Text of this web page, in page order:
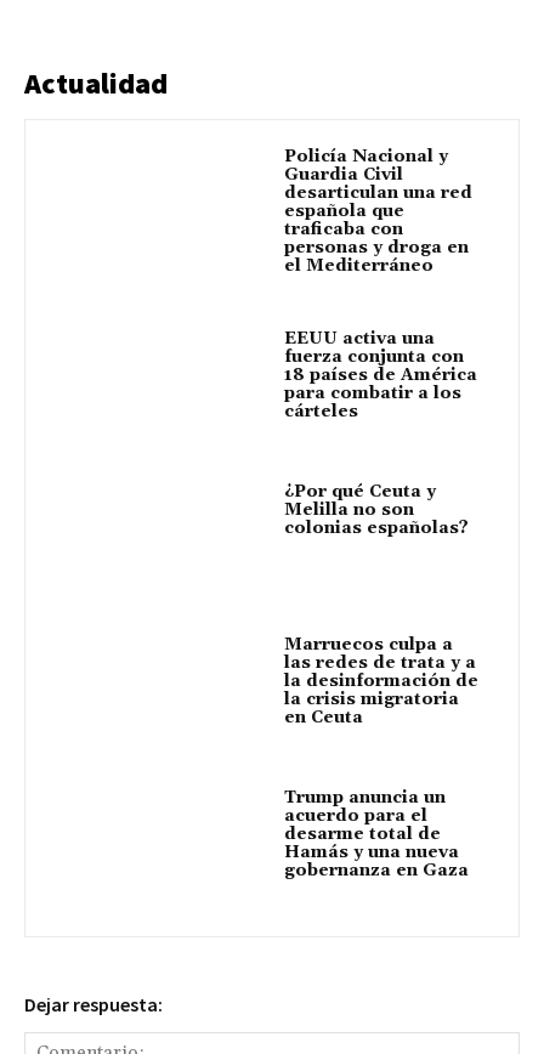
Actualidad
Policía Nacional y
Guardia Civil
desarticulan una red
española que
traficaba con
personas y droga en
el Mediterráneo
EEUU activa una
fuerza conjunta con
18 países de América
para combatir a los
cárteles
¿Por qué Ceuta y
Melilla no son
colonias españolas?
Marruecos culpa a
las redes de trata y a
la desinformación de
la crisis migratoria
en Ceuta
Trump anuncia un
acuerdo para el
desarme total de
Hamás y una nueva
gobernanza en Gaza
Dejar respuesta: